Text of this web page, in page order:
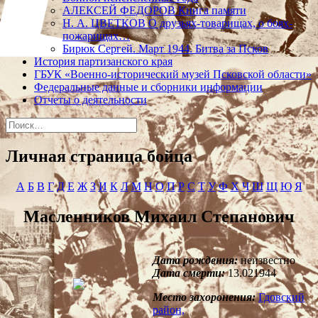
АЛЕКСЕЙ ФЕДОРОВ Книга памяти
Н. А. ЦВЕТКОВ О друзьях-товарищах, о боях-
пожарищах…
Бирюк Сергей. Март 1944. Битва за Псков
История партизанского края
ГБУК «Военно-исторический музей Псковской области»
Федеральные данные и сборники информации
Отчеты о деятельности
Найти:
Личная страница бойца
А Б В Г Д Е Ж З И К Л М Н О П Р С Т У Ф Х Ч Ш Щ Ю Я
Масленников Михаил Степанович
Дата рождения:неизвестно
Дата смерти:13.021944
Место захоронения: Гдовский
район,